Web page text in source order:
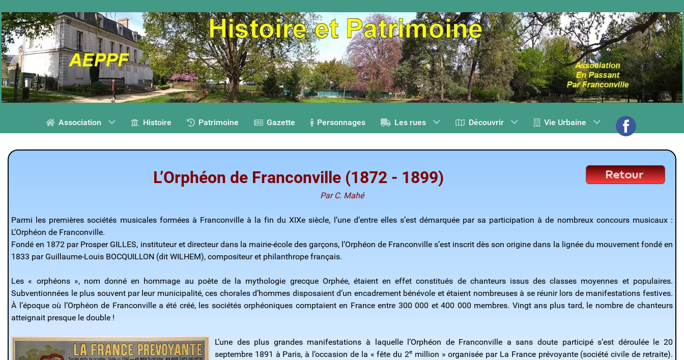
Association Histoire Patrimoine Gazette Personnages Les rues Découvrir Vie Urbaine
L’Orphéon de Franconville (1872 - 1899)
Par C. Mahé
Parmi les premières sociétés musicales formées à Franconville à la fin du XIXe siècle, l’une d’entre elles s’est démarquée par sa participation à de nombreux concours musicaux :
L’Orphéon de Franconville.
Fondé en 1872 par Prosper GILLES, instituteur et directeur dans la mairie-école des garçons, l’Orphéon de Franconville s’est inscrit dès son origine dans la lignée du mouvement fondé en
1833 par Guillaume-Louis BOCQUILLON (dit WILHEM), compositeur et philanthrope français.
Les « orphéons », nom donné en hommage au poète de la mythologie grecque Orphée, étaient en effet constitués de chanteurs issus des classes moyennes et populaires.
Subventionnées le plus souvent par leur municipalité, ces chorales d’hommes disposaient d’un encadrement bénévole et étaient nombreuses à se réunir lors de manifestations festives.
À l’époque où l’Orphéon de Franconville a été créé, les sociétés orphéoniques comptaient en France entre 300 000 et 400 000 membres. Vingt ans plus tard, le nombre de chanteurs
atteignait presque le double !
L’une des plus grandes manifestations à laquelle l’Orphéon de Franconville a sans doute participé s’est déroulée le 20
septembre 1891 à Paris, à l’occasion de la « fête du 2emillion » organisée par La France prévoyante (société civile de retraite).